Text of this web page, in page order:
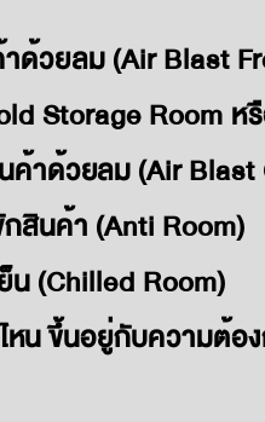
ด้วยลม(Air Blast
Storage Room ห
ค้าด้วยลม(Air
สินค้า (Anti Room)
น(Chilled Room)
หนขึ้นอยู่กับความต้อง